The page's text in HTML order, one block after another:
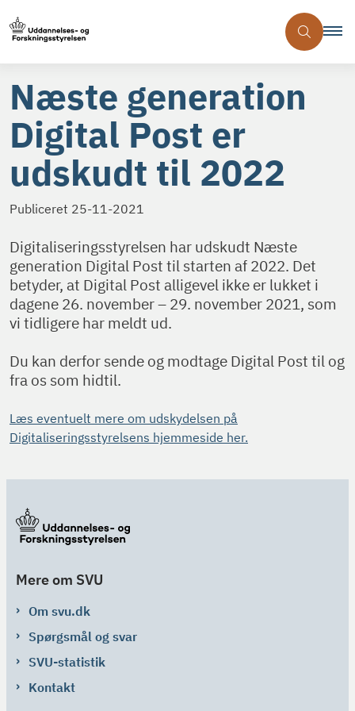
Næste generation
Digital Post er
udskudt til 2022
Publiceret 25-11-2021
Digitaliseringsstyrelsen har udskudt Næste
generation Digital Post til starten af 2022. Det
betyder, at Digital Post alligevel ikke er lukket i
dagene 26. november – 29. november 2021, som
vi tidligere har meldt ud.
Du kan derfor sende og modtage Digital Post til og
fra os som hidtil.
Læs eventuelt mere om udskydelsen på
Digitaliseringsstyrelsens hjemmeside her.
Mere om SVU
Om svu.dk
Spørgsmål og svar
SVU-statistik
Kontakt